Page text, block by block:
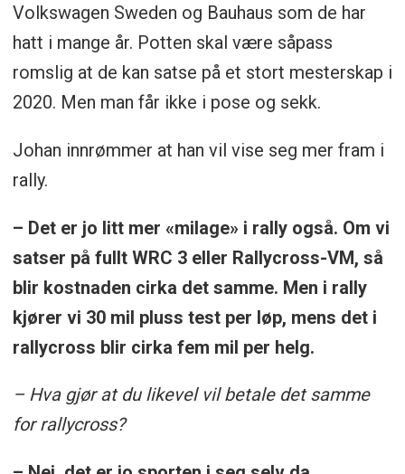
Volkswagen Sweden og Bauhaus som de har
hatt i mange år. Potten skal være såpass
romslig at de kan satse på et stort mesterskap i
2020. Men man får ikke i pose og sekk.
Johan innrømmer at han vil vise seg mer fram i
rally.
– Det er jo litt mer «milage» i rally også. Om vi
satser på fullt WRC 3 eller Rallycross-VM, så
blir kostnaden cirka det samme. Men i rally
kjører vi 30 mil pluss test per løp, mens det i
rallycross blir cirka fem mil per helg.
– Hva gjør at du likevel vil betale det samme
for rallycross?